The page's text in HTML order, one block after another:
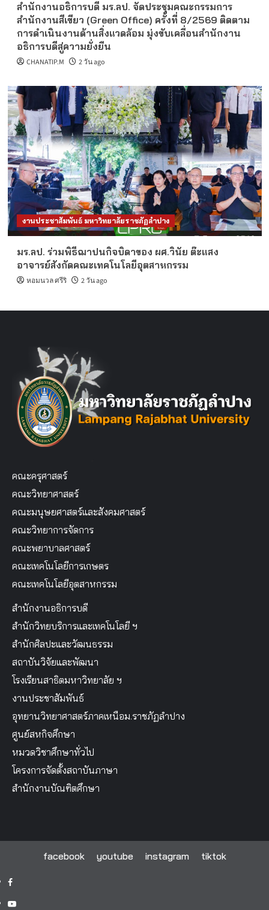
สำนักงานอธิการบดี มร.ลป. จัดประชุมคณะกรรมการ
สำนักงานสีเขียว (Green Office) ครั้งที่ 8/2569 ติดตาม
การดำเนินงานด้านสิ่งแวดล้อม มุ่งขับเคลื่อนสำนักงาน
อธิการบดีสู่ความยั่งยืน
CHANATIP.M 2 วัน ago
งานประชาสัมพันธ์ มหาวิทยาลัยราชภัฏลำปาง
มร.ลป. ร่วมพิธีฌาปนกิจบิดาของ ผศ.วินัย ต๊ะแสง
อาจารย์สังกัดคณะเทคโนโลยีอุตสาหกรรม
หอมนวล ศรีริ 2 วัน ago
คณะครุศาสตร์
คณะวิทยาศาสตร์
คณะมนุษยศาสตร์และสังคมศาสตร์
คณะวิทยาการจัดการ
คณะพยาบาลศาสตร์
คณะเทคโนโลยีการเกษตร
คณะเทคโนโลยีอุตสาหกรรม
สำนักงานอธิการบดี
สำนักวิทยบริการและเทคโนโลยี ฯ
สำนักศิลปะและวัฒนธรรม
สถาบันวิจัยและพัฒนา
โรงเรียนสาธิตมหาวิทยาลัย ฯ
งานประชาสัมพันธ์
อุทยานวิทยาศาสตร์ภาคเหนือม.ราชภัฏลำปาง
ศูนย์สหกิจศึกษา
หมวดวิชาศึกษาทั่วไป
โครงการจัดตั้งสถาบันภาษา
สำนักงานบัณฑิตศึกษา
facebook youtube instagram tiktok
facebook
youtube